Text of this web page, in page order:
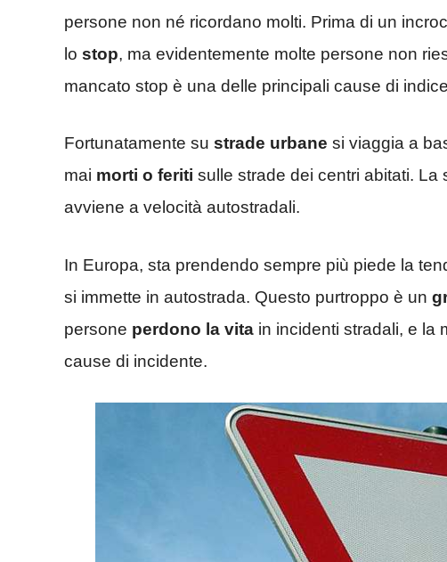
persone non né ricordano molti. Prima di un
lo stop, ma evidentemente molte persone non
mancato stop è una delle principali cause di
Fortunatamente su strade urbane si viaggia a
mai morti o feriti sulle strade dei centri abitati.
avviene a velocità autostradali.
In Europa, sta prendendo sempre più piede la
si immette in autostrada. Questo purtroppo è un
persone perdono la vita in incidenti stradali, e la
cause di incidente.